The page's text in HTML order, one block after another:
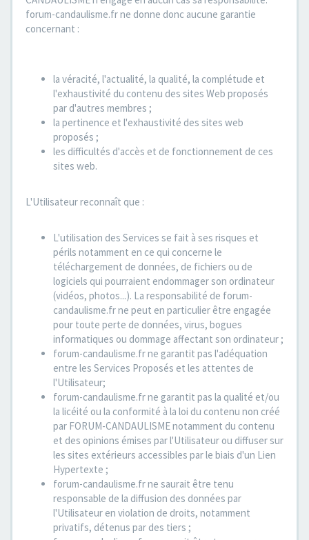
forum-candaulisme.fr ne donne donc aucune garantie
concernant :
la véracité, l'actualité, la qualité, la complétude et
l'exhaustivité du contenu des sites Web proposés
par d'autres membres ;
la pertinence et l'exhaustivité des sites web
proposés ;
les difficultés d'accès et de fonctionnement de ces
sites web.
L'Utilisateur reconnaît que :
L'utilisation des Services se fait à ses risques et
périls notamment en ce qui concerne le
téléchargement de données, de fichiers ou de
logiciels qui pourraient endommager son ordinateur
(vidéos, photos...). La responsabilité de forum-
candaulisme.fr ne peut en particulier être engagée
pour toute perte de données, virus, bogues
informatiques ou dommage affectant son ordinateur ;
forum-candaulisme.fr ne garantit pas l'adéquation
entre les Services Proposés et les attentes de
l'Utilisateur;
forum-candaulisme.fr ne garantit pas la qualité et/ou
la licéité ou la conformité à la loi du contenu non créé
par FORUM-CANDAULISME notamment du contenu
et des opinions émises par l'Utilisateur ou diffuser sur
les sites extérieurs accessibles par le biais d'un Lien
Hypertexte ;
forum-candaulisme.fr ne saurait être tenu
responsable de la diffusion des données par
l'Utilisateur en violation de droits, notamment
privatifs, détenus par des tiers ;